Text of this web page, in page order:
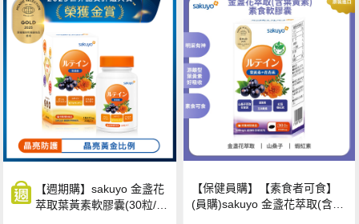
【週期購】sakuyo 金盞花
萃取葉黃素軟膠囊(30粒/
【保健員購】【素食者可食】
(員購)sakuyo 金盞花萃取(含葉